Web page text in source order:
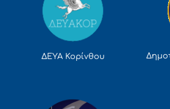
ΔΕΥΑ Κορίνθου